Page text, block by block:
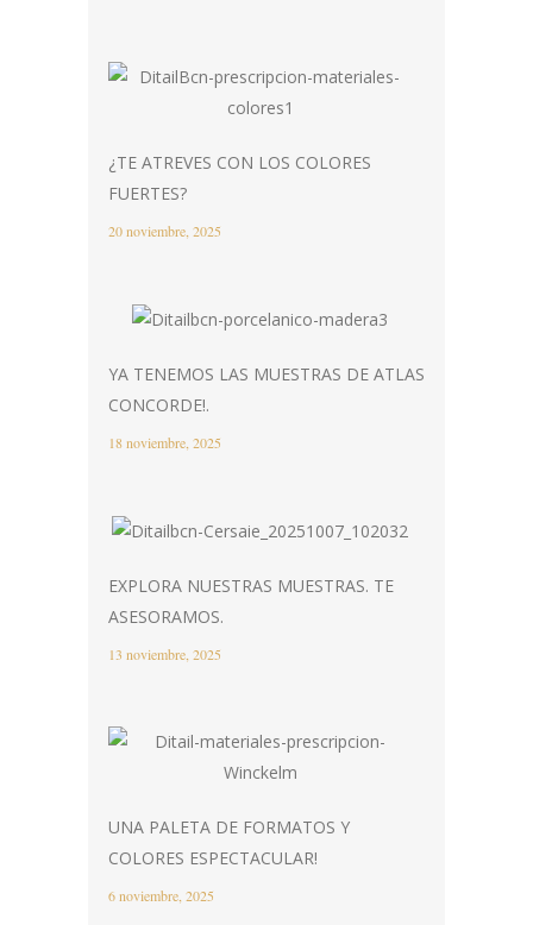
¿TE ATREVES CON LOS COLORES
FUERTES?
20 noviembre, 2025
YA TENEMOS LAS MUESTRAS DE ATLAS
CONCORDE!.
18 noviembre, 2025
EXPLORA NUESTRAS MUESTRAS. TE
ASESORAMOS.
13 noviembre, 2025
UNA PALETA DE FORMATOS Y
COLORES ESPECTACULAR!
6 noviembre, 2025